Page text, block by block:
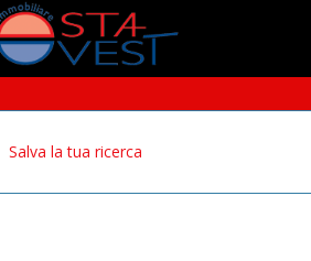
Salva la tua ricerca